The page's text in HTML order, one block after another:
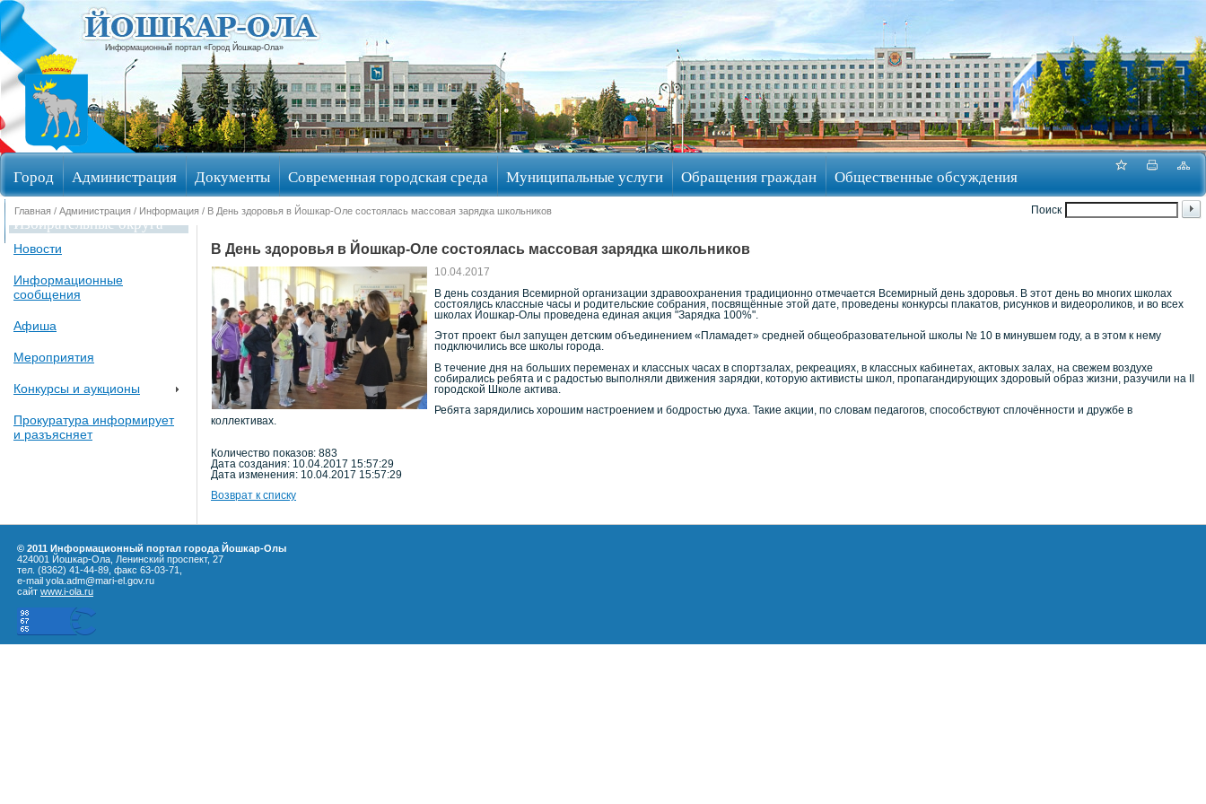
Информационный портал «Город Йошкар-Ола»
Город Администрация Документы Современная городская среда Муниципальные услуги Обращения граждан Общественные обсуждения
Избирательные округа
Поиск
Главная / Администрация / Информация / В День здоровья в Йошкар-Оле состоялась массовая зарядка школьников
Новости
Информационные
сообщения
Афиша
Мероприятия
Конкурсы и аукционы
Прокуратура информирует
и разъясняет
В День здоровья в Йошкар-Оле состоялась массовая зарядка школьников
10.04.2017
В день создания Всемирной организации здравоохранения традиционно отмечается Всемирный день здоровья. В этот день во многих школах
состоялись классные часы и родительские собрания, посвящённые этой дате, проведены конкурсы плакатов, рисунков и видеороликов, и во всех
школах Йошкар-Олы проведена единая акция "Зарядка 100%".
Этот проект был запущен детским объединением «Пламадет» средней общеобразовательной школы № 10 в минувшем году, а в этом к нему
подключились все школы города.
В течение дня на больших переменах и классных часах в спортзалах, рекреациях, в классных кабинетах, актовых залах, на свежем воздухе
собирались ребята и с радостью выполняли движения зарядки, которую активисты школ, пропагандирующих здоровый образ жизни, разучили на II
городской Школе актива.
Ребята зарядились хорошим настроением и бодростью духа. Такие акции, по словам педагогов, способствуют сплочённости и дружбе в
коллективах.
Количество показов: 883
Дата создания: 10.04.2017 15:57:29
Дата изменения: 10.04.2017 15:57:29
Возврат к списку
© 2011 Информационный портал города Йошкар-Олы
424001 Йошкар-Ола, Ленинский проспект, 27
тел. (8362) 41-44-89, факс 63-03-71,
e-mail yola.adm@mari-el.gov.ru
сайт www.i-ola.ru